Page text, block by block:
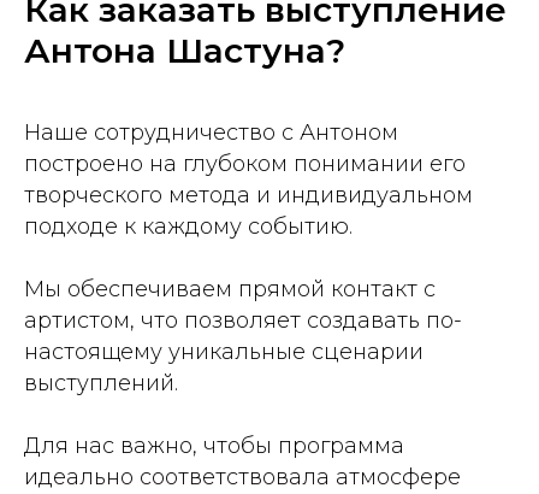
Как заказать выступление
Антона Шастуна?
Наше сотрудничество с Антоном
построено на глубоком понимании его
творческого метода и индивидуальном
подходе к каждому событию.
Мы обеспечиваем прямой контакт с
артистом, что позволяет создавать по-
настоящему уникальные сценарии
выступлений.
Для нас важно, чтобы программа
идеально соответствовала атмосфере